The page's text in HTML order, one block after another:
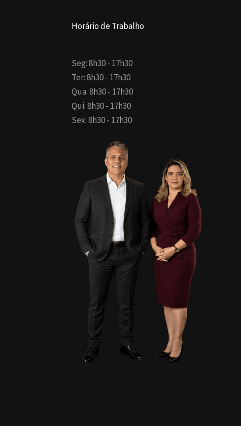
Horário de Trabalho
Seg: 8h30 - 17h30
Ter: 8h30 - 17h30
Qua: 8h30 - 17h30
Qui: 8h30 - 17h30
Sex: 8h30 - 17h30